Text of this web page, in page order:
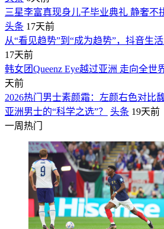
三星李富真现身儿子毕业典礼 静奢不
头条 17天前
从“看见趋势”到“成为趋势”，抖音生活
17天前
韩女团Queenz Eye越过亚洲 走向全世
天前
2026热门男士素颜霜：左颜右色对比
亚洲男士的“科学之选”？
头条 19天前
一周热门